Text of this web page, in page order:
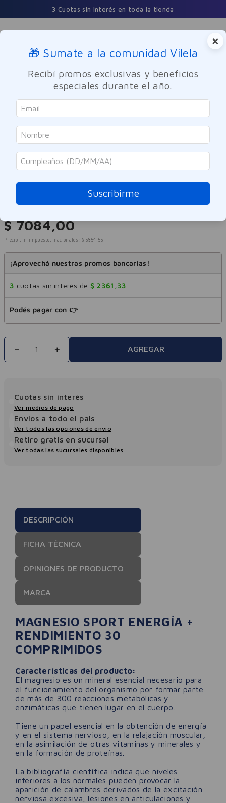
3 Cuotas sin interés en toda la tienda
Buscar
Nutricion y Deporte Suplemento Deportivo
Natufarma
Magnesio Sport Energía +
Rendimiento 30 Comprimidos
Referencia:9943005
$ 7084,00
Precio sin impuestos nacionales: $ 5854 , 55
¡Aprovechá nuestras promos bancarias!
3 cuotas sin interés de $ 2361 ,33
Podés pagar con 👉
＋
－ AGREGAR
Cuotas sin interés
Ver medios de pago
Envios a todo el pais
Ver todos las opciones de envio
Retiro gratis en sucursal
Ver todas las sucursales disponibles
DESCRIPCIÓN
FICHA TÉCNICA
OPINIONES DE PRODUCTO
MARCA
MAGNESIO SPORT ENERGÍA +
RENDIMIENTO 30
COMPRIMIDOS
Características del producto:
El magnesio es un mineral esencial necesario para
el funcionamiento del organismo por formar parte
de más de 300 reacciones metabólicas y
enzimáticas que tienen lugar en el cuerpo.
Tiene un papel esencial en la obtención de energía
y en el sistema nervioso, en la relajación muscular,
en la asimilación de otras vitaminas y minerales y
en la formación de proteínas.
La bibliografía científica indica que niveles
inferiores a los normales pueden provocar la
aparición de calambres derivados de la excitación
nerviosa excesiva, lesiones en articulaciones y
×
🎁 Sumate a la comunidad Vilela
Recibí promos exclusivas y beneficios
especiales durante el año.
Suscribirme